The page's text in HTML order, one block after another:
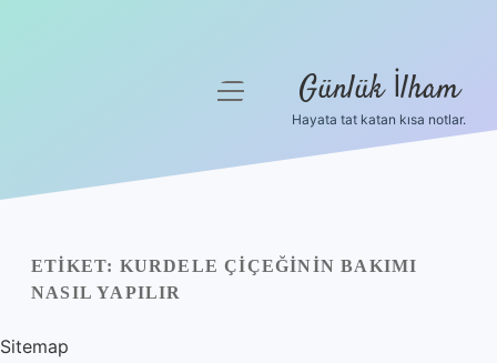
Yasal Uyarı
menüyü
Günlük İlham
Hayata tat katan kısa notlar.
ETIKET: KURDELE ÇIÇEĞININ BAKIMI
NASIL YAPILIR
Sitemap